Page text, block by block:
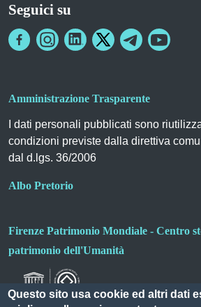
Seguici su
Amministrazione Trasparente
I dati personali pubblicati sono
condizioni previste dalla direttiva
dal d.lgs. 36/2006
Albo Pretorio
Firenze Patrimonio Mondiale - Centro
patrimonio dell'Umanità
Questo sito usa cookie ed altri dati